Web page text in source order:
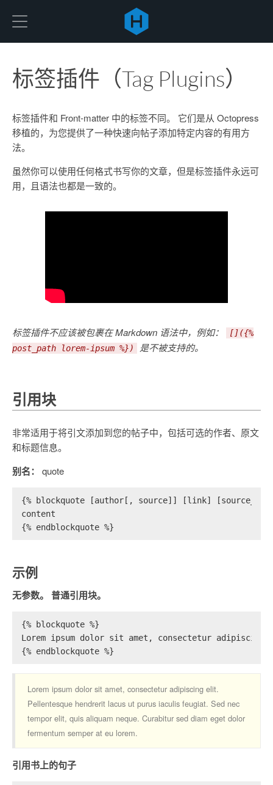
标签插件（Tag Plugins）
标签插件和 Front-matter 中的标签不同。 它们是从 Octopress
移植的，为您提供了一种快速向帖子添加特定内容的有用方
法。
虽然你可以使用任何格式书写你的文章，但是标签插件永远可
用，且语法也都是一致的。
标签插件不应该被包裹在 Markdown 语法中，例如：
[]({%
post_path lorem-ipsum %})
是不被支持的。
引用块
非常适用于将引文添加到您的帖子中，包括可选的作者、原文
和标题信息。
别名： quote
{% blockquote [author[, source]] [link]
content
{% endblockquote %}
示例
无参数。 普通引用块。
{% blockquote %}
Lorem ipsum dolor sit amet, consectetur
{% endblockquote %}
Lorem ipsum dolor sit amet, consectetur adipiscing elit.
Pellentesque hendrerit lacus ut purus iaculis feugiat. Sed nec
tempor elit, quis aliquam neque. Curabitur sed diam eget dolor
fermentum semper at eu lorem.
引用书上的句子